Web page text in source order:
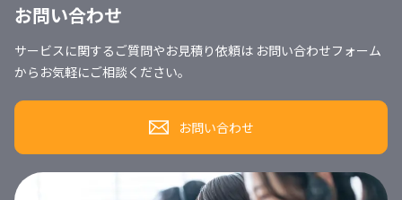
お問い合わせ
サービスに関するご質問やお見積り依頼は お問い合わせフォーム
からお気軽にご相談ください。
お問い合わせ